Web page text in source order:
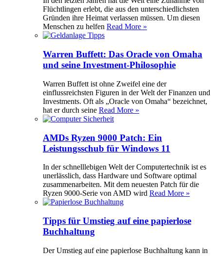
Flüchtlingen erlebt, die aus den unterschiedlichsten
Gründen ihre Heimat verlassen müssen. Um diesen
Menschen zu helfen Read More »
Warren Buffett: Das Oracle von Omaha
und seine Investment-Philosophie
Warren Buffett ist ohne Zweifel eine der
einflussreichsten Figuren in der Welt der Finanzen und
Investments. Oft als „Oracle von Omaha“ bezeichnet,
hat er durch seine Read More »
AMDs Ryzen 9000 Patch: Ein
Leistungsschub für Windows 11
In der schnelllebigen Welt der Computertechnik ist es
unerlässlich, dass Hardware und Software optimal
zusammenarbeiten. Mit dem neuesten Patch für die
Ryzen 9000-Serie von AMD wird Read More »
Tipps für Umstieg auf eine papierlose
Buchhaltung
Der Umstieg auf eine papierlose Buchhaltung kann in